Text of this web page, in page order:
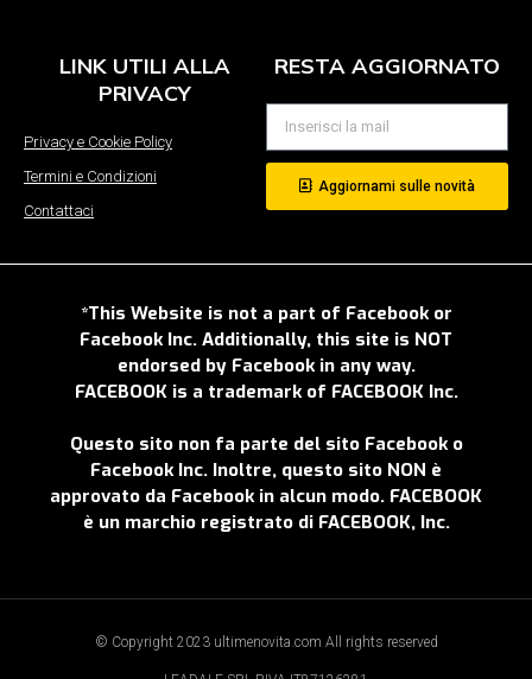
LINK UTILI ALLA
PRIVACY
Privacy e Cookie Policy
Termini e Condizioni
Contattaci
RESTA AGGIORNATO
Aggiornami sulle novità
*This Website is not a part of Facebook or
Facebook Inc. Additionally, this site is NOT
endorsed by Facebook in any way.
FACEBOOK is a trademark of FACEBOOK Inc.
Questo sito non fa parte del sito Facebook o
Facebook Inc. Inoltre, questo sito NON è
approvato da Facebook in alcun modo. FACEBOOK
è un marchio registrato di FACEBOOK, Inc.
© Copyright 2023 ultimenovita.com All rights reserved